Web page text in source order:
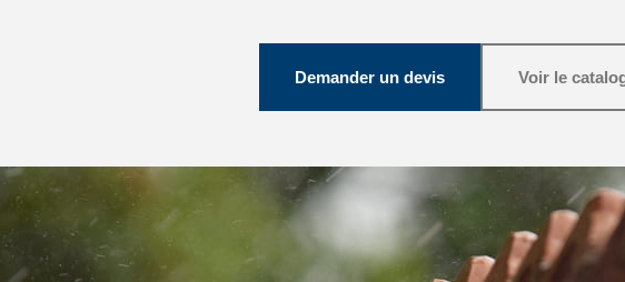
Demander un devis Voir le